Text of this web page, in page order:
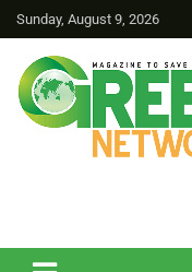
Sunday, August 9, 2026